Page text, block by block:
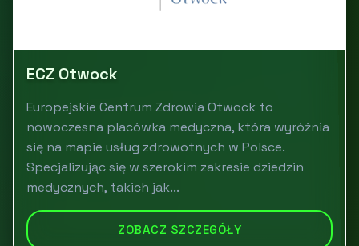
ECZ Otwock
Europejskie Centrum Zdrowia Otwock to
nowoczesna placówka medyczna, która wyróżnia
się na mapie usług zdrowotnych w Polsce.
Specjalizując się w szerokim zakresie dziedzin
medycznych, takich jak...
ZOBACZ SZCZEGÓŁY